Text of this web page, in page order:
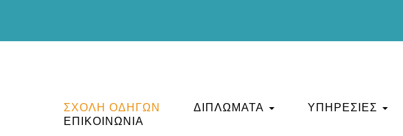
ΣΧΟΛΗ ΟΔΗΓΩΝ ΔΙΠΛΩΜΑΤΑ ΥΠΗΡΕΣΙΕΣ
ΕΠΙΚΟΙΝΩΝΙΑ